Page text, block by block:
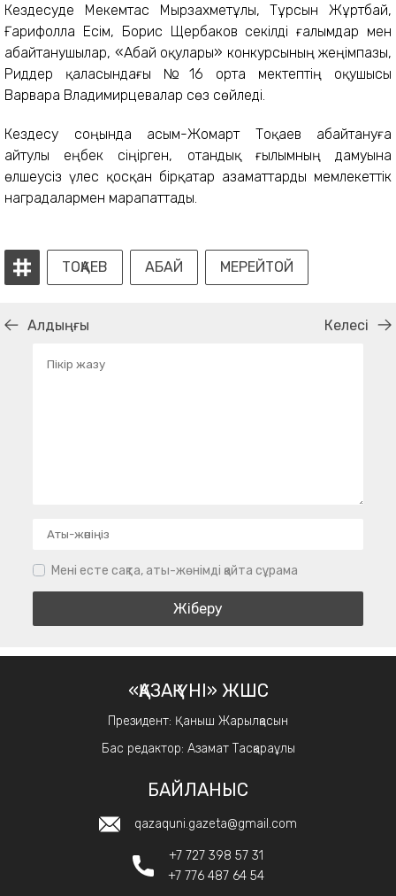
Кездесуде Мекемтас Мырзахметұлы, Тұрсын Жұртбай,
Ғарифолла Есім, Борис Щербаков секілді ғалымдар мен
абайтанушылар, «Абай оқулары» конкурсының жеңімпазы,
Риддер қаласындағы №16 орта мектептің оқушысы
Варвара Владимирцевалар сөз сөйледі.
Кездесу соңында Қасым-Жомарт Тоқаев абайтануға
айтулы еңбек сіңірген, отандық ғылымның дамуына
өлшеусіз үлес қосқан бірқатар азаматтарды мемлекеттік
наградалармен марапаттады.
ТОҚАЕВ АБАЙ МЕРЕЙТОЙ
Алдыңғы Келесі
Мені есте сақта, аты-жөнімді қайта сұрама
«ҚАЗАҚ ҮНІ» ЖШС
Президент: Қаныш Жарылқасын
Бас редактор: Азамат Тасқараұлы
БАЙЛАНЫС
qazaquni.gazeta@gmail.com
+7 727 398 57 31
+7 776 487 64 54